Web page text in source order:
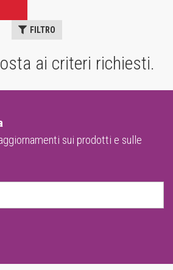
FILTRO
ai criteri richiesti.
sui prodotti e sulle